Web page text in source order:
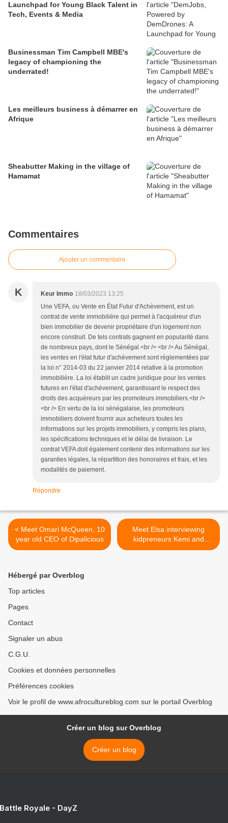
Launchpad for Young Black Talent in
Tech, Events & Media
Businessman Tim Campbell MBE's
legacy of championing the
underrated!
Les meilleurs business à démarrer en
Afrique
Sheabutter Making in the village of
Hamamat
Commentaires
Ajouter un commentaire
K Keur Immo 18/03/2023 13:25
Une VEFA, ou Vente en État Futur d'Achèvement, est un
contrat de vente immobilière qui permet à l'acquéreur d'un
bien immobilier de devenir propriétaire d'un logement non
encore construit. De tels contrats gagnent en popularité dans
de nombreux pays, dont le Sénégal.<br /> <br /> Au Sénégal,
les ventes en l'état futur d'achèvement sont réglementées par
la loi n° 2014-03 du 22 janvier 2014 relative à la promotion
immobilière. La loi établit un cadre juridique pour les ventes
futures en l'état d'achèvement, garantissant le respect des
droits des acquéreurs par les promoteurs immobiliers.<br />
<br /> En vertu de la loi sénégalaise, les promoteurs
immobiliers doivent fournir aux acheteurs toutes les
informations sur les projets immobiliers, y compris les plans,
les spécifications techniques et le délai de livraison. Le
contrat VEFA doit également contenir des informations sur les
garanties légales, la répartition des honoraires et frais, et les
modalités de paiement.
Répondre
< Meet Omari McQueen, 10
year old CEO of Dipalicious
Meet Elsa interviewing
kidpreneurs Kemi and
Kiisha, CEOs of
Hébergé par Overblog
Top articles
Pages
Contact
Signaler un abus
C.G.U.
Cookies et données personnelles
Préférences cookies
Voir le profil de www.afrocultureblog.com sur le portail Overblog
Créer un blog sur Overblog
Créer un blog
Royale - DayZ